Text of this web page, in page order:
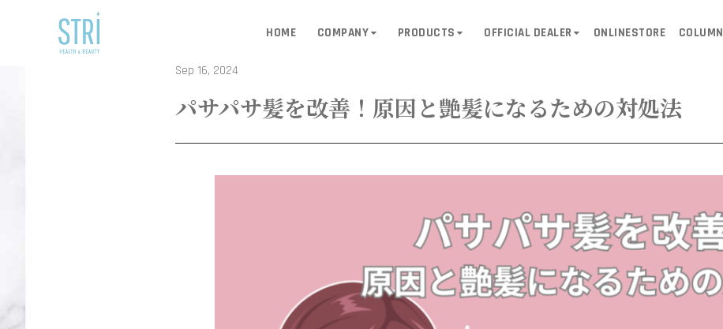
HOME COMPANY PRODUCTS OFFICIAL DEALER ONLINESTORE COLUMN
Sep 16, 2024
パサパサ髪を改善！原因と艶髪になるための対処法